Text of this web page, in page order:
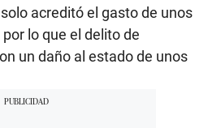
acreditó el gasto de unos
lo que el delito de
un daño al estado de unos